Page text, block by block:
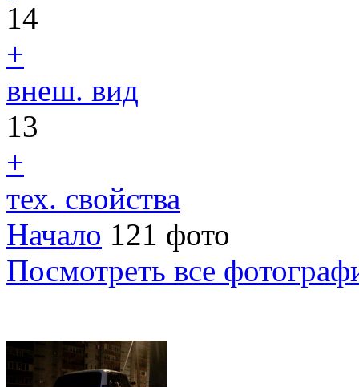
14
+
внеш. вид
13
+
тех. свойства
Начало 121 фото
Посмотреть все